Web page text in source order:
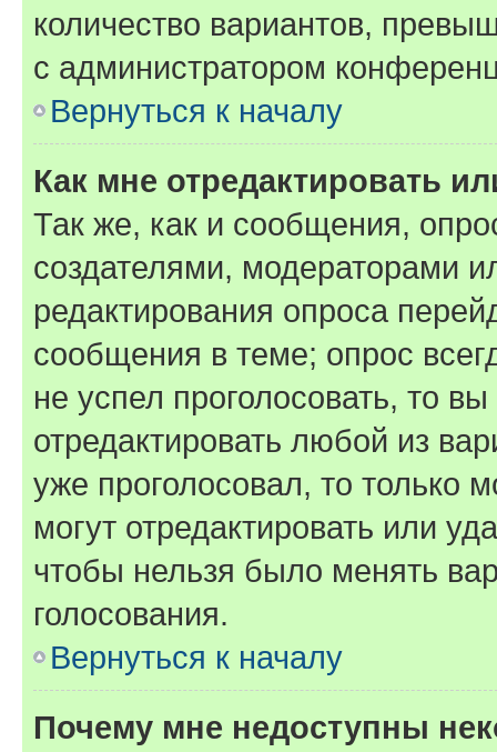
количество вариантов,
с администратором
Вернуться к началу
Как мне отредактировать
Так же, как и сообщения,
создателями, модераторами
редактирования опроса
сообщения в теме; опрос
не успел проголосовать, то
отредактировать любой из
уже проголосовал, то только
могут отредактировать или
чтобы нельзя было менять
голосования.
Вернуться к началу
Почему мне недоступны